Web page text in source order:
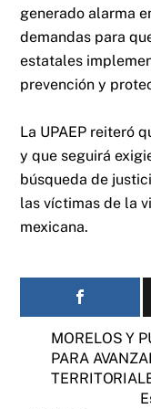
generado alarma
demandas para
estatales
prevención y
La UPAEP reiteró
y que seguirá
búsqueda de
las víctimas de la
mexicana.
MORELOS Y
PARA